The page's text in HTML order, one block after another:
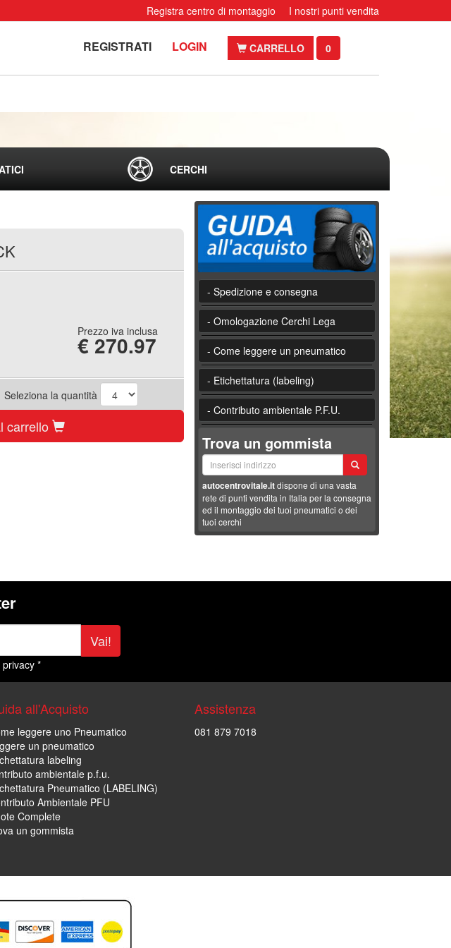
Registra centro di montaggio I nostri punti vendita
REGISTRATI LOGIN CARRELLO 0
CERCHI
Prezzo iva inclusa
€ 270.97
Seleziona la quantità
carrello
- Spedizione e consegna
- Omologazione Cerchi Lega
- Come leggere un pneumatico
- Etichettatura (labeling)
- Contributo ambientale P.F.U.
Trova un gommista
autocentrovitale.itdispone di una vasta
rete di punti vendita in Italia per la consegna
ed il montaggio dei tuoi pneumatici o dei
tuoi cerchi
Vai!
*
all'Acquisto
leggere uno Pneumatico
un pneumatico
labeling
ambientale p.f.u.
Pneumatico (LABELING)
Ambientale PFU
Complete
un gommista
Assistenza
081 879 7018